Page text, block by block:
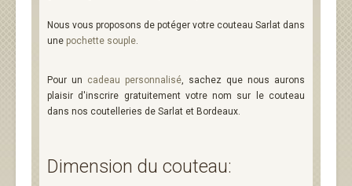
Nous vous proposons de potéger votre couteau Sarlat dans
une pochette souple.
Pour un cadeau personnalisé, sachez que nous aurons
plaisir d'inscrire gratuitement votre nom sur le couteau
dans nos coutelleries de Sarlat et Bordeaux.
Dimension du couteau: